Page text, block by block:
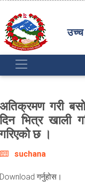
उच्च
अतिक्रमण गरी
दिन भित्र खाली
गरिएको छ ।
suchana
Download गर्नुहोस।